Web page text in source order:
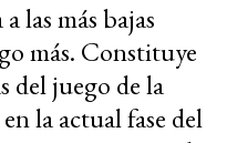
las más bajas
más. Constituye
del juego de la
la actual fase del